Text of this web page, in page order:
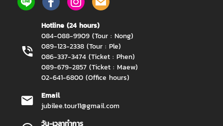
Hotline (24 hours)
084-088-9909 (Tour : Nong)
089-123-2338 (Tour : Ple)
086-337-3474 (Ticket : Phen)
089-679-2857 (Ticket : Maew)
02-641-6800 (Office hours)
Email
jubilee.tour11@gmail.com
วัน-เวลาทำการ